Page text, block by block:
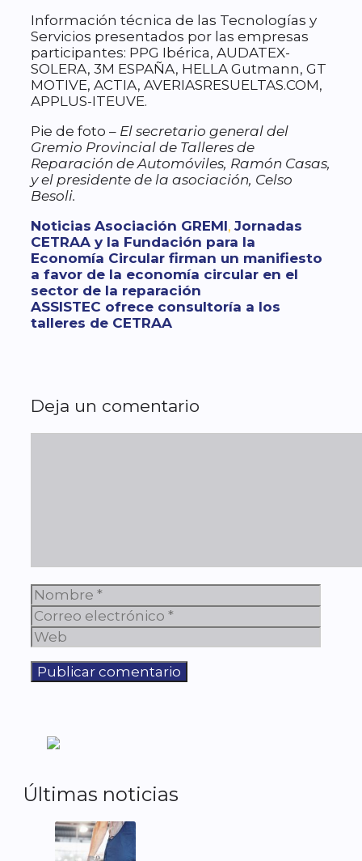
Información técnica de las Tecnologías y
Servicios presentados por las empresas
participantes: PPG Ibérica, AUDATEX-
SOLERA, 3M ESPAÑA, HELLA Gutmann, GT
MOTIVE, ACTIA, AVERIASRESUELTAS.COM,
APPLUS-ITEUVE.
Pie de foto – El secretario general del
Gremio Provincial de Talleres de
Reparación de Automóviles, Ramón Casas,
y el presidente de la asociación, Celso
Besoli.
Categorías
Noticias Etiquetas
Asociación GREMI, Jornadas
CETRAA y la Fundación para la
Economía Circular firman un manifiesto
a favor de la economía circular en el
sector de la reparación
ASSISTEC ofrece consultoría a los
talleres de CETRAA
Deja un comentario
Nombre
Últimas noticias